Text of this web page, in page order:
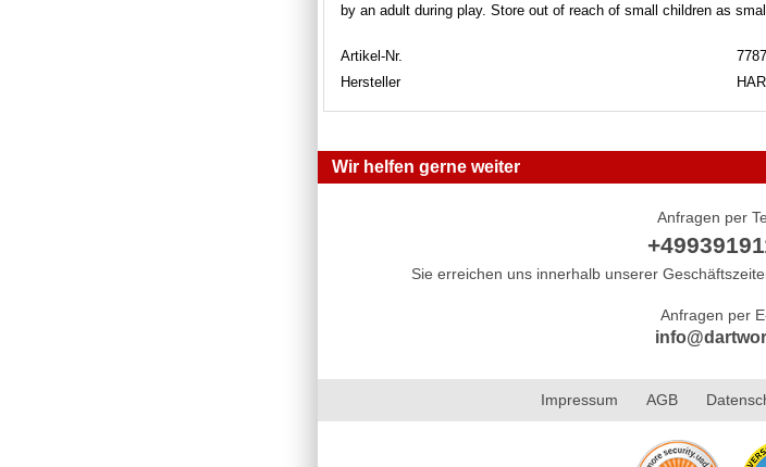
by an adult during play. Store out of reach of small children as
Artikel-Nr.
Hersteller
Wir helfen gerne weiter
Anfragen per
Sie erreichen uns innerhalb unserer
Anfragen per
Impressum AGB